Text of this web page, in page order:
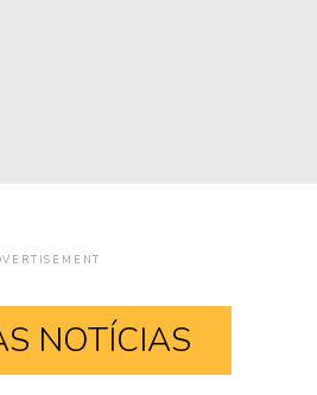
NOTÍCIAS